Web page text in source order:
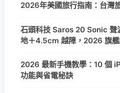
2026年美國旅行指南：台灣
石頭科技 Saros 20 Sonic 聲
地＋4.5cm 越障，2026 旗
2026 最新手機教學：10 個
功能與省電秘訣